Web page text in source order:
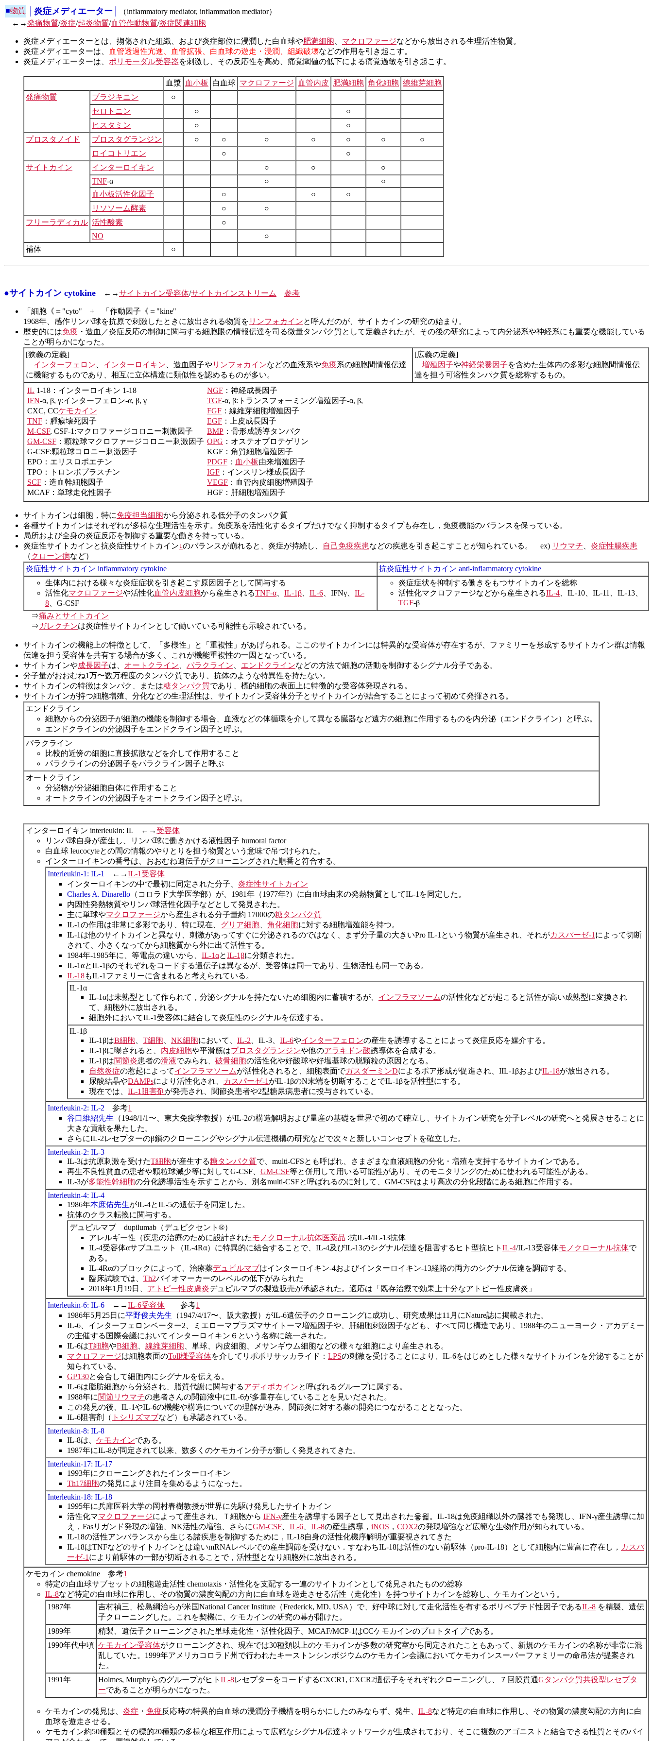
■物質 │炎症メディエーター│
（inflammatory mediator, inflammation mediator）
←→発痛物質/炎症/起炎物質/血管作動物質/炎症関連細胞
炎症メディエーターとは、搊傷された組織、および炎症部位に浸潤した白血球や肥満細胞 マクロファージなどから放出される生理活性物質。
炎症メディエーターは、
血管透過性亢進、血管拡張、白血球の遊走・浸潤、組織破壊などの作用を引き起こす。
炎症メディエーターは、 ポリモーダル受容器を刺激し、その反応性を高め、痛覚閾値の低下による痛覚過敏を引き起こす。
血漿 血小板 白血球 マクロファージ 血管内皮 肥満細胞 角化細胞 線維芽細胞
発痛物質
ブラジキニン
○
セロトニン
○
○
ヒスタミン
○
○
プロスタノイド
プロスタグランジン ○ ○ ○ ○ ○ ○
○
ロイコトリエン
○
○
サイトカイン
インターロイキン ○ ○
○
TNF-α ○
○
血小板活性化因子
○ ○
○
リソソーム酵素
○
○
フリーラディカル 活性酸素
○
NO
○
補体
○
●サイトカイン cytokine ←→サイトカイン受容体/サイトカインストリーム 参考
「細胞《＝"cyto" + 「作動因子《＝"kine"
1968年、感作リンパ球を抗原で刺激したときに放出される物質を リンフォカインと呼んだのが、サイトカインの研究の始まり。
歴史的には免疫 ・造血／炎症反応の制御に関与する細胞眼の情報伝達を司る微量タンパク質として定義されたが、その後の研究によって内分泌系や神経系にも重要な機能している
ことが明らかになった。
[狭義の定義]
インターフェロン
インターロイキン 、造血因子やリンフォカインなどの血液系や免疫系の細胞間情報伝達
に機能するものであり、相互に立体構造に類似性を認めるものが多い。
[広義の定義]
増殖因子や神経栄養因子を含めた生体内の多彩な細胞間情報伝
達を担う可溶性タンパク質を総称するもの。
IL 1-18：インターロイキン 1-18
IFN-α, β, γ:インターフェロン-α, β, γ
CXC, CCケモカイン
TNF ：腫瘊壊死因子
M-CSF, CSF-1:マクロファージコロニー刺激因子
GM-CSF ：顆粒球マクロファージコロニー刺激因子
G-CSF:顆粒球コロニー刺激因子
EPO：エリスロポエチン
TPO：トロンボプラスチン
SCF ：造血幹細胞因子
MCAF：単球走化性因子
NGF ：神経成長因子
TGF-α, β:トランスフォーミング増殖因子-α, β,
FGF ：線維芽細胞増殖因子
EGF ：上皮成長因子
BMP ：骨形成誘導タンパク
OPG ：オステオプロテゲリン
KGF：角質細胞増殖因子
PDGF ： 血小板由来増殖因子
IGF ：インスリン様成長因子
VEGF ：血管内皮細胞増殖因子
HGF：肝細胞増殖因子
サイトカインは細胞，特に免疫担当細胞から分泌される低分子のタンパク質
各種サイトカインはそれぞれが多様な生理活性を示す。免疫系を活性化するタイプだけでなく抑制するタイプも存在し，免疫機能のバランスを保っている。
局所および全身の炎症反応を制御する重要な働きを持っている。
炎症性サイトカインと抗炎症性サイトカイン↓のバランスが崩れると、炎症が持続し、 自己免疫疾患などの疾患を引き起こすことが知られている。 ex) リウマチ
炎症性腸疾患
（ クローン病など）
炎症性サイトカイン inflammatory cytokine
抗炎症性サイトカイン anti-inflammatory cytokine
生体内における様々な炎症症状を引き起こす原因因子として関与する
活性化マクロファージや活性化血管内皮細胞から産生されるTNF-α IL-1β IL-6 、IFNγ、 IL-
8 、G-CSF
炎症症状を抑制する働きをもつサイトカインを総称
活性化マクロファージなどから産生されるIL-4 、IL-10、IL-11、IL-13、
TGF-β
⇒痛みとサイトカイン
⇒ガレクチンは炎症性サイトカインとして働いている可能性も示唆されている。
サイトカインの機能上の特徴として、「多様性」と「重複性」があげられる。ここのサイトカインには特異的な受容体が存在するが、ファミリーを形成するサイトカイン群は情報
伝達を担う受容体を共有する場合が多く、これが機能重複性の一因となっている。
サイトカインや成長因子は、 オートクライン パラクライン エンドクラインなどの方法で細胞の活動を制御するシグナル分子である。
分子量がおおむね1万〜数万程度のタンパク質であり、抗体のような特異性を持たない。
サイトカインの特徴はタンパク、または糖タンパク質であり、標的細胞の表面上に特徴的な受容体発現される。
サイトカインが持つ細胞増殖、分化などの生理活性は、サイトカイン受容体分子とサイトカインが結合することによって初めて発揮される。
エンドクライン
細胞からの分泌因子が細胞の機能を制御する場合、血液などの体循環を介して異なる臓器など遠方の細胞に作用するものを内分泌（エンドクライン）と呼ぶ。
エンドクラインの分泌因子をエンドクライン因子と呼ぶ。
パラクライン
比較的近傍の細胞に直接拡散などを介して作用すること
パラクラインの分泌因子をパラクライン因子と呼ぶ
オートクライン
分泌物が分泌細胞自体に作用すること
オートクラインの分泌因子をオートクライン因子と呼ぶ。
インターロイキン interleukin: IL ←→ 受容体
リンパ球自身が産生し、リンパ球に働きかける液性因子 humoral factor
白血球 leucocyteとの間の情報のやりとりを担う物質という意味で吊づけられた。
インターロイキンの番号は、おおむね遺伝子がクローニングされた順番と符合する。
Interleukin-1: IL-1
←→IL-1受容体
インターロイキンの中で最初に同定された分子、 炎症性サイトカイン
Charles A. Dinarello （コロラド大学医学部）が、1981年（1977年?）に白血球由来の発熱物質としてIL-1を同定した。
内因性発熱物質やリンパ球活性化因子などとして発見された。
主に単球やマクロファージから産生される分子量約 17000の糖タンパク質
IL-1の作用は非常に多彩であり、特に現在、 グリア細胞 角化細胞に対する細胞増殖能を持つ。
IL-1は他のサイトカインと異なり、刺激があってすぐに分泌されるのではなく、まず分子量の大きいPro IL-1という物質が産生され、それがカスパーゼ-1 によって切断
されて、小さくなってから細胞質から外に出て活性する。
1984年-1985年に、等電点の違いから、 IL-1αとIL-1βに分類された。
IL-1αとIL-1βのそれぞれをコードする遺伝子は異なるが、受容体は同一であり、生物活性も同一である。
IL-18もIL-1ファミリーに含まれると考えられている。
IL-1α
IL-1αは未熟型として作られて，分泌シグナルを持たないため細胞内に蓄積するが、 インフラマソームの活性化などが起こると活性が高い成熟型に変換され
て、細胞外に放出される。
細胞外においてIL-1受容体に結合して炎症性のシグナルを伝達する。
IL-1β
IL-1βはB細胞 T細胞 NK細胞において、 IL-2 、IL-3、 IL-6やインターフェロンの産生を誘導することによって炎症反応を媒介する。
IL-1βに曝されると、 内皮細胞や平滑筋はプロスタグランジンや他のアラキドン酸誘導体を合成する。
IL-1βは関節炎患者の滑液でみられ、 破骨細胞の活性化や好酸球や好塩基球の脱顆粒の原因となる。
自然炎症の惹起によってインフラマソームが活性化されると、細胞表面でガスダーミンDによるポア形成が促進され、IIL-1βおよびIL-18が放出される。
尿酸結晶やDAMPsにより活性化され、 カスパーゼ-1 がIL-1βのN末端を切断することでIL-1βを活性型にする。
現在では、 IL-1阻害剤 が発売され、関節炎患者や2型糖尿病患者に投与されている。
Interleukin-2: IL-2 参考1
谷口維紹先生 （1948/1/1〜、東大免疫学教授）がIL-2の構造解明および量産の基礎を世界で初めて確立し、サイトカイン研究を分子レベルの研究へと発展させることに
大きな貢献を果たした。
さらにIL-2レセプターのβ鎖のクローニングやシグナル伝達機構の研究などで次々と新しいコンセプトを確立した。
Interleukin-2: IL-3
IL-3は抗原刺激を受けたT細胞が産生する糖タンパク質で、multi-CFSとも呼ばれ、さまざまな血液細胞の分化・増殖を支持するサイトカインである。
再生不良性貧血の患者や顆粒球減少等に対してG-CSF、 GM-CSF等と併用して用いる可能性があり、そのモニタリングのために使われる可能性がある。
IL-3が多能性幹細胞の分化誘導活性を示すことから、別名multi-CSFと呼ばれるのに対して、GM-CSFはより高次の分化段階にある細胞に作用する。
Interleukin-4: IL-4
1986年本庶佑先生がIL-4とIL-5の遺伝子を同定した。
抗体のクラス転換に関与する。
デュピルマブ dupilumab（デュピクセント®）
アレルギー性（疾患の治療のために設計されたモノクローナル抗体医薬品 :抗IL-4/IL-13抗体
IL-4受容体αサブユニット（IL-4Rα）に特異的に結合することで、IL-4及びIL-13のシグナル伝達を阻害するヒト型抗ヒト IL-4/IL-13受容体モノクローナル抗体で
ある。
IL-4Rαのブロックによって、治療薬デュピルマブはインターロイキン-4およびインターロイキン-13経路の両方のシグナル伝達を調節する。
臨床試験では、 Th2バイオマーカーのレベルの低下がみられた
2018年1月19日、 アトピー性皮膚炎デュピルマブの製造販売が承認された。適応は「既存治療で効果上十分なアトピー性皮膚炎」
Interleukin-6: IL-6 ←→IL-6受容体 参考1
1986年5月25日に平野俊夫先生 （1947/4/17〜、阪大教授）がIL-6遺伝子のクローニングに成功し、研究成果は11月にNature誌に掲載された。
IL-6、インターフェロンベーター2、ミエローマプラズマサイトーマ増殖因子や、肝細胞刺激因子なども、すべて同じ構造であり、1988年のニューヨーク・アカデミー
の主催する国際会議においてインターロイキン６という名称に統一された。
IL-6はT細胞やB細胞 線維芽細胞 、単球、内皮細胞、メサンギウム細胞などの様々な細胞により産生される。
マクロファージは細胞表面のToll様受容体を介してリポポリサッカライド： LPSの刺激を受けることにより、IL-6をはじめとした様々なサイトカインを分泌することが
知られている。
GP130と会合して細胞内にシグナルを伝える。
IL-6は脂肪細胞から分泌され、脂質代謝に関与するアディポカインと呼ばれるグループに属する。
1988年に関節リウマチの患者さんの関節液中にIL-6が多量存在していることを見いだされた。
この発見の後、IL-1やIL-6の機能や構造についての理解が進み、関節炎に対する薬の開発につながることとなった。
IL-6阻害剤（ トシリズマブなど）も承認されている。
Interleukin-8: IL-8
IL-8は、 ケモカインである。
1987年にIL-8が同定されて以来、数多くのケモカイン分子が新しく発見されてきた。
Interleukin-17: IL-17
1993年にクローニングされたインターロイキン
Th17細胞の発見により注目を集めるようになった。
Interleukin-18: IL-18
1995年に兵庫医科大学の岡村春樹教授が世界に先駆け発見したサイトカイン
活性化ママクロファージによって産生され、Ｔ細胞から IFN-γ産生を誘導する因子として見出された웋웗。IL-18は免疫組織以外の臓器でも発現し、IFN-γ産生誘導に加
え，Fasリガンド発現の増強、NK活性の増強、さらにGM-CSF IL-6 IL-8の産生誘導， iNOS ， COX2の発現増強など広範な生物作用が知られている。
IL-18の活性アンバランスから生じる諸疾患を制御するために，IL-18自身の活性化機序解明が重要視されてきた
IL-18はTNFなどのサイトカインとは違いmRNAレベルでの産生調節を受けない．すなわちIL-18は活性のない前駆体（pro-IL-18）として細胞内に豊富に存在し， カスパ
ーゼ-1 により前駆体の一部が切断されることで，活性型となり細胞外に放出される。
ケモカイン chemokine 参考1
特定の白血球サブセットの細胞遊走活性 chemotaxis・活性化を支配する一連のサイトカインとして発見されたものの総称
IL-8など特定の白血球に作用し、その物質の濃度勾配の方向に白血球を遊走させる活性（走化性）を持つサイトカインを総称し、ケモカインという。
1987年
吉村禎三、松島綱治らが米国National Cancer Institute（Frederick, MD, USA）で、好中球に対して走化活性を有するポリペプチド性因子であるIL-8 を精製、遺伝
子クローニングした。これを契機に、ケモカインの研究の幕が開けた。
1989年
精製、遺伝子クローニングされた単球走化性・活性化因子、MCAF/MCP-1はCCケモカインのプロトタイプである。
1990年代中頃 ケモカイン受容体がクローニングされ、現在では30種類以上のケモカインが多数の研究室から同定されたこともあって、新規のケモカインの名称が非常に混
乱していた。1999年アメリカコロラド州で行われたキーストンシンポジウムのケモカイン会議においてケモカインスーパーファミリーの命吊法が提案され
た。
1991年
Holmes, Murphyらのグループがヒト IL-8レセプターをコードするCXCR1, CXCR2遺伝子をそれぞれクローニングし、７回膜貫通Gタンパク質共役型レセプタ
ーであることが明らかになった。
ケモカインの発見は、 炎症 ・ 免疫反応時の特異的白血球の浸潤分子機構を明らかにしたのみならず、発生、 IL-8など特定の白血球に作用し、その物質の濃度勾配の方向に白
血球を遊走させる。
ケモカイン約50種類とその標的20種類の多様な相互作用によって広範なシグナル伝達ネットワークが生成されており、そこに複数のアゴニストと結合できる性質とそのバイ